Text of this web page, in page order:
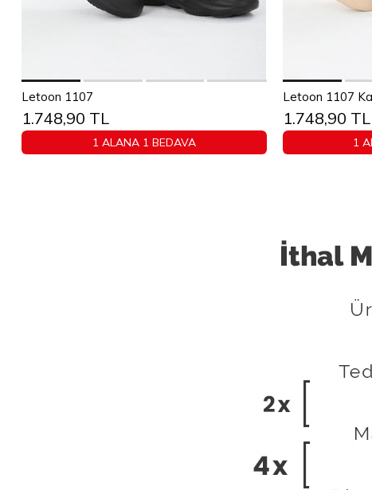
36
Letoon 1107
1.748,90 TL
1 ALANA 1 BEDAVA
36
Letoon 1107
1.748,90 TL
1